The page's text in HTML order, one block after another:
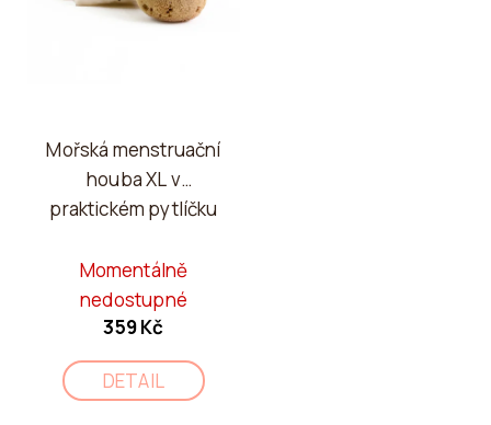
Mořská menstruační
houba XL v
praktickém pytlíčku
Momentálně
nedostupné
359 Kč
DETAIL